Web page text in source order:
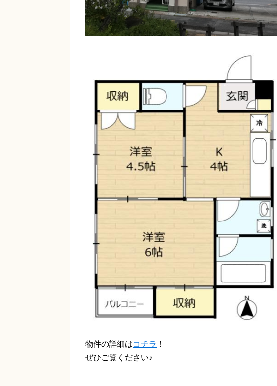
物件の詳細はコチラ ！
ぜひご覧ください♪